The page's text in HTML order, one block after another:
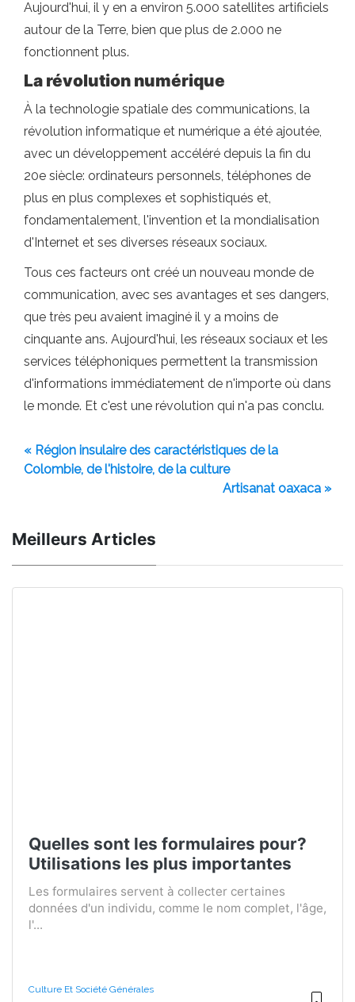
Aujourd'hui, il y en a environ 5.000 satellites artificiels
autour de la Terre, bien que plus de 2.000 ne
fonctionnent plus.
La révolution numérique
À la technologie spatiale des communications, la
révolution informatique et numérique a été ajoutée,
avec un développement accéléré depuis la fin du
20e siècle: ordinateurs personnels, téléphones de
plus en plus complexes et sophistiqués et,
fondamentalement, l'invention et la mondialisation
d'Internet et ses diverses réseaux sociaux.
Tous ces facteurs ont créé un nouveau monde de
communication, avec ses avantages et ses dangers,
que très peu avaient imaginé il y a moins de
cinquante ans. Aujourd'hui, les réseaux sociaux et les
services téléphoniques permettent la transmission
d'informations immédiatement de n'importe où dans
le monde. Et c'est une révolution qui n'a pas conclu.
« Région insulaire des caractéristiques de la
Colombie, de l'histoire, de la culture
Artisanat oaxaca »
Meilleurs Articles
Quelles sont les formulaires pour?
Utilisations les plus importantes
Les formulaires servent à collecter certaines
données d'un individu, comme le nom complet, l'âge,
l'...
Culture Et Société Générales